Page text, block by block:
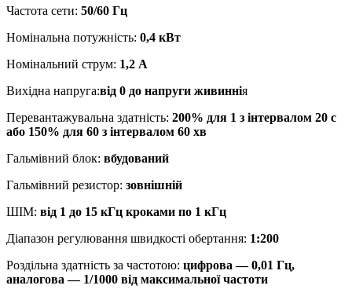
Частота сети: 50/60 Гц
Номінальна потужність: 0,4 кВт
Номінальний струм: 1,2 A
Вихідна напруга:від 0 до напруги живиннія
Перевантажувальна здатність: 200% для 1 з інтервалом 20 с
або 150% для 60 з інтервалом 60 хв
Гальмівний блок: вбудований
Гальмівний резистор: зовнішній
ШІМ: від 1 до 15 кГц кроками по 1 кГц
Діапазон регулювання швидкості обертання: 1:200
Роздільна здатність за частотою: цифрова — 0,01 Гц,
аналогова — 1/1000 від максимальної частоти